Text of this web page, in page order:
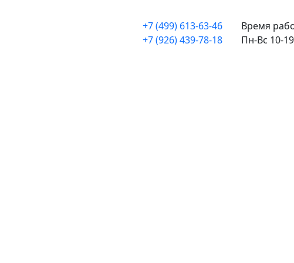
+7 (499) 613-63-46
+7 (926) 439-78-18
Время
Пн-Вс 10-19